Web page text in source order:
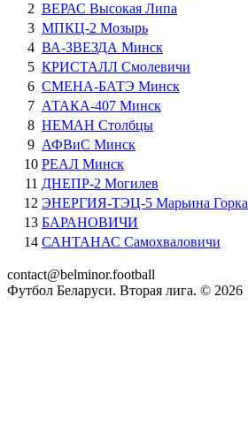
2 ВЕРАС Высокая Липа
3 МПКЦ-2 Мозырь
4 ВА-ЗВЕЗДА Минск
5 КРИСТАЛЛ Смолевичи
6 СМЕНА-БАТЭ Минск
7 АТАКА-407 Минск
8 НЕМАН Столбцы
9 АФВиС Минск
10 РЕАЛ Минск
11 ДНЕПР-2 Могилев
12 ЭНЕРГИЯ-ТЭЦ-5 Марьина Горка
13 БАРАНОВИЧИ
14 САНТАНАС Самохваловичи
contact@belminor.football
Футбол Беларуси. Вторая лига. © 2026